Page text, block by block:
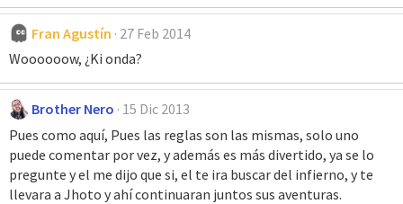
Fran Agustín 27 Feb 2014
Woooooow, ¿Ki onda?
Brother Nero 15 Dic 2013
Pues como aquí, Pues las reglas son las mismas, solo uno
puede comentar por vez, y además es más divertido, ya se lo
pregunte y el me dijo que si, el te ira buscar del infierno, y te
llevara a Jhoto y ahí continuaran juntos sus aventuras.